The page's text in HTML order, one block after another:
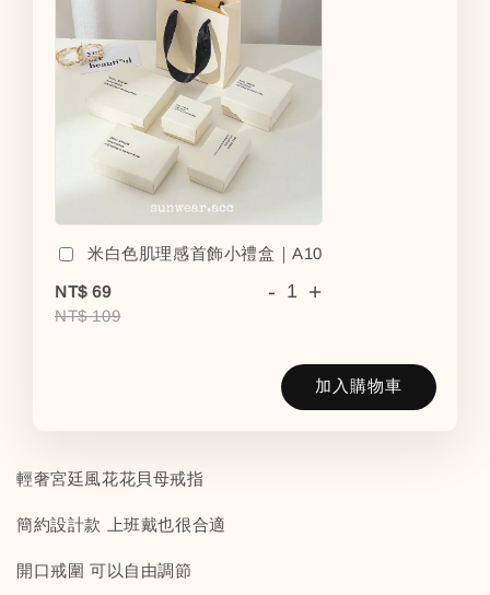
米白色肌理感首飾小禮盒｜A10
NT$ 69
NT$ 109
- +
加入購物車
輕奢宮廷風花花貝母戒指
簡約設計款 上班戴也很合適
開口戒圍 可以自由調節